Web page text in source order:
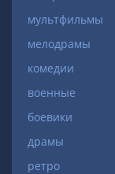
мультфильмы
мелодрамы
комедии
военные
боевики
драмы
ретро